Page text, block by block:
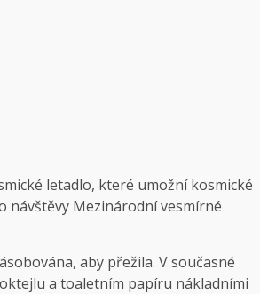
letadlo, které umožní kosmické
Mezinárodní vesmírné
aby přežila. V současné
a toaletním papíru nákladními